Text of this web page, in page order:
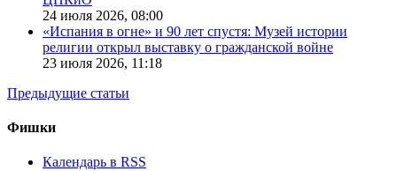
24 июля 2026, 08:00
«Испания в огне» и 90 лет спустя: Музей истории
религии открыл выставку о гражданской войне
23 июля 2026, 11:18
Предыдущие статьи
Фишки
Календарь в RSS